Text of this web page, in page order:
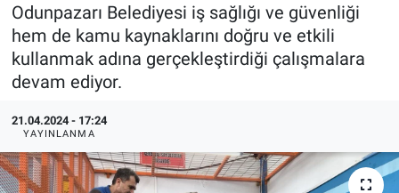
Odunpazarı Belediyesi iş sağlığı ve güvenliği
hem de kamu kaynaklarını doğru ve etkili
kullanmak adına gerçekleştirdiği çalışmalara
devam ediyor.
21.04.2024 - 17:24
YAYINLANMA
Sağlık
Alış-Veriş/İş dünyası
Ekonomi
Kültür Sanat
Politika
Bilecik
Haber Arşivi